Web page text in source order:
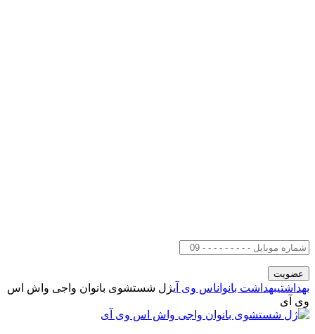
بهداشتیبهداشت بانواناس وی آیژل شستشوی بانوان واجی واش اس
وی آی